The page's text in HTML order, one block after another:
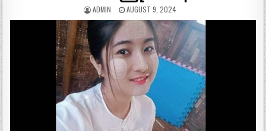
ADMIN AUGUST 9, 2024